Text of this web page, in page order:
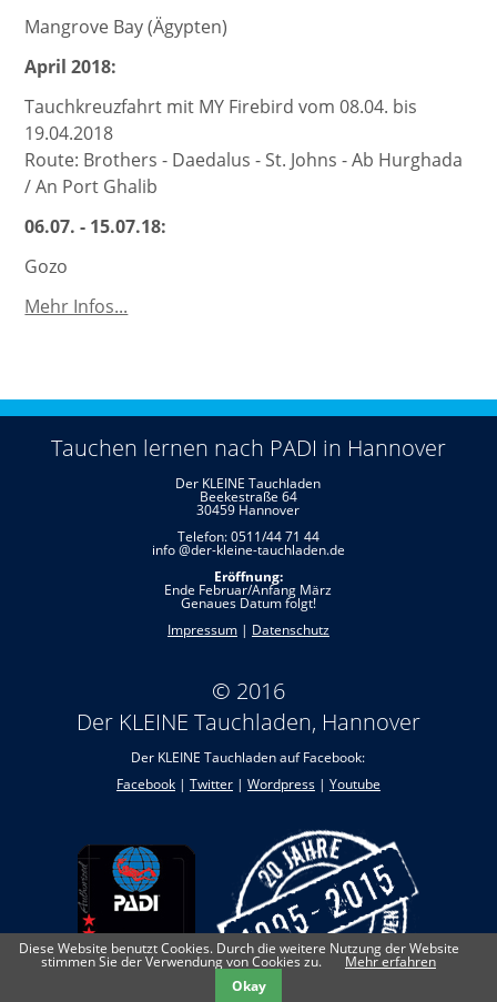
Mangrove Bay (Ägypten)
April 2018:
Tauchkreuzfahrt mit MY Firebird vom 08.04. bis
19.04.2018
Route: Brothers - Daedalus - St. Johns - Ab Hurghada
/ An Port Ghalib
06.07. - 15.07.18:
Gozo
Mehr Infos...
Tauchen lernen nach PADI in Hannover
Der KLEINE Tauchladen
Beekestraße 64
30459 Hannover
Telefon: 0511/44 71 44
info @der-kleine-tauchladen.de
Eröffnung:
Ende Februar/Anfang März
Genaues Datum folgt!
Impressum| Datenschutz
© 2016
Der KLEINE Tauchladen, Hannover
Der KLEINE Tauchladen auf Facebook:
Facebook| Twitter| Wordpress| Youtube
Diese Website benutzt Cookies. Durch die weitere Nutzung der Website
stimmen Sie der Verwendung von Cookies zu. Mehr erfahren
Okay